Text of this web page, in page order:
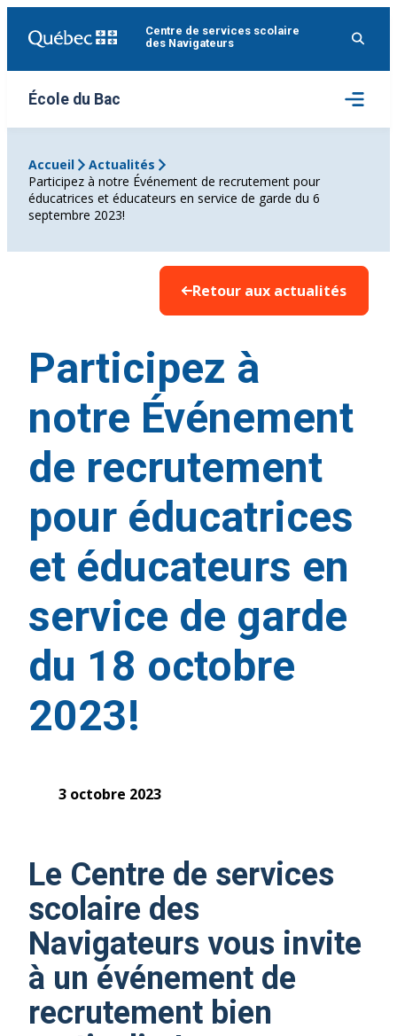
Centre de services scolaire
des Navigateurs
École du Bac
Ouvrir
le
menu
Accueil
Actualités
Participez à notre Événement de recrutement pour
éducatrices et éducateurs en service de garde du 6
septembre 2023!
Retour aux actualités
Participez à
notre Événement
de recrutement
pour éducatrices
et éducateurs en
service de garde
du 18 octobre
2023!
3 octobre 2023
Le Centre de services
scolaire des
Navigateurs vous invite
à un événement de
recrutement bien